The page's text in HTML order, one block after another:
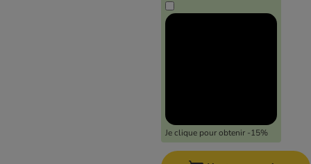
Je clique pour obtenir -15%